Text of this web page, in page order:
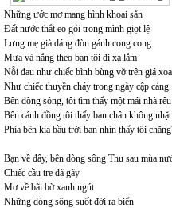
Những ước mơ mang hình khoai sắn
Đất nước thắt eo gói trong mình giọt lệ
Lưng mẹ già dáng đòn gánh cong cong.
Mưa và nắng theo bạn tôi đi xa lắm
Nỗi đau như chiếc bình bùng vỡ trên giá
Như chiếc thuyền cháy trong ngày cập cảng.
Bên dòng sông, tôi tìm thấy một mái nhà
Bên cánh đồng tôi thấy bạn chân không
Phía bên kia bầu trời bạn nhìn thấy tôi
Bạn về đây, bên dòng sông Thu sau mùa
Chiếc cầu tre đã gãy
Mơ về bãi bờ xanh ngút
Những dòng sông suốt đời ra biển